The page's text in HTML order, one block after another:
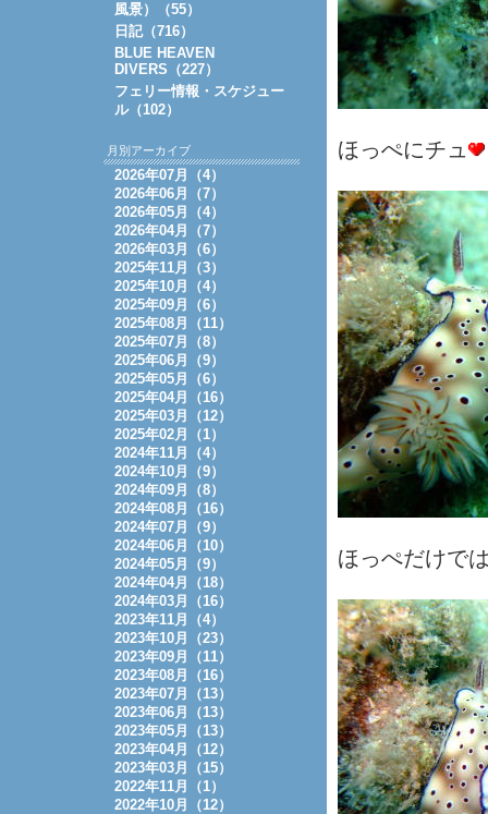
ほっぺにチュ
ほっぺだけで
風景）（55）
日記（716）
BLUE HEAVEN
DIVERS（227）
フェリー情報・スケジュー
ル（102）
月別アーカイブ
2026年07月（4）
2026年06月（7）
2026年05月（4）
2026年04月（7）
2026年03月（6）
2025年11月（3）
2025年10月（4）
2025年09月（6）
2025年08月（11）
2025年07月（8）
2025年06月（9）
2025年05月（6）
2025年04月（16）
2025年03月（12）
2025年02月（1）
2024年11月（4）
2024年10月（9）
2024年09月（8）
2024年08月（16）
2024年07月（9）
2024年06月（10）
2024年05月（9）
2024年04月（18）
2024年03月（16）
2023年11月（4）
2023年10月（23）
2023年09月（11）
2023年08月（16）
2023年07月（13）
2023年06月（13）
2023年05月（13）
2023年04月（12）
2023年03月（15）
2022年11月（1）
2022年10月（12）